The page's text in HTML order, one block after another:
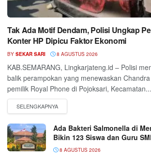
Tak Ada Motif Dendam, Polisi Ungkap
Konter HP Dipicu Faktor Ekonomi
BY SEKAR SARI 8 AGUSTUS 2026
KAB.SEMARANG, Lingkarjateng.id – Polisi
balik perampokan yang menewaskan
pemilik Royal Phone di Pojoksari, Kecamatan...
Ada Bakteri Salmonella di
Bikin 123 Siswa dan Guru
8 AGUSTUS 2026